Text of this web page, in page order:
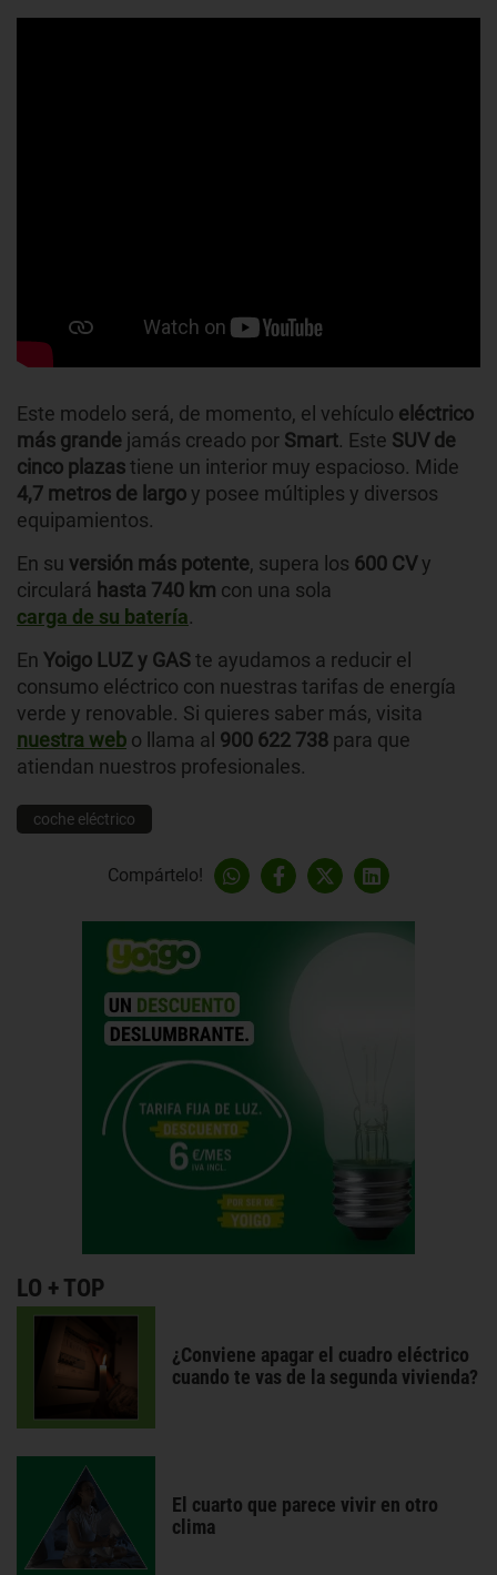
Este modelo será, de momento, el vehículo eléctrico
más grande jamás creado por Smart. Este SUV de
cinco plazastiene un interior muy espacioso. Mide
4,7 metros de largoy posee múltiples y diversos
equipamientos.
En su versión más potente, supera los 600 CVy
circulará hasta 740 km con una sola
carga de su batería.
En Yoigo LUZ y GASte ayudamos a reducir el
consumo eléctrico con nuestras tarifas de energía
verde y renovable. Si quieres saber más, visita
nuestra web o llama al 900 622 738 para que
atiendan nuestros profesionales.
coche eléctrico
Compártelo!
LO + TOP
¿Conviene apagar el cuadro eléctrico
cuando te vas de la segunda vivienda?
El cuarto que parece vivir en otro
clima